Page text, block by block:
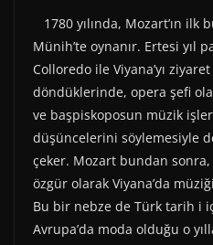
1780 yılında, Mozart’ın ilk
Münih’te oynanır. Ertesi yıl
Colloredo ile Viyana’yı
döndüklerinde, opera şefi
ve başpiskoposun müzik
düşüncelerini söylemesiyle
çeker. Mozart bundan
özgür olarak Viyana’da
Bu bir nebze de Türk tarih i
Avrupa’da moda olduğu o